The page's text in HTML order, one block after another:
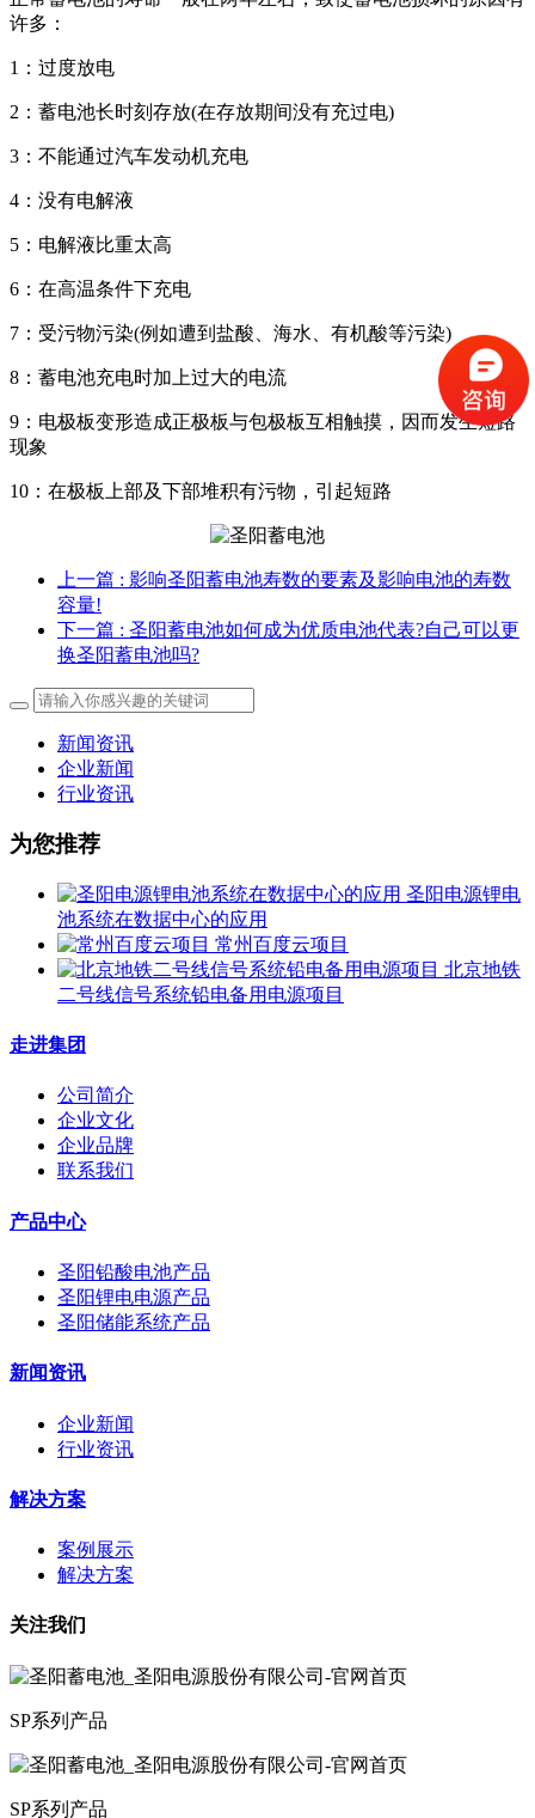
许多：
1：过度放电
2：蓄电池长时刻存放(在存放期间没有充过电)
3：不能通过汽车发动机充电
4：没有电解液
5：电解液比重太高
6：在高温条件下充电
7：受污物污染(例如遭到盐酸、海水、有机酸等污染)
8：蓄电池充电时加上过大的电流
9：电极板变形造成正极板与包极板互相触摸，因而发生短路
现象
10：在极板上部及下部堆积有污物，引起短路
上一篇 : 影响圣阳蓄电池寿数的要素及影响电池的寿数
容量!
下一篇 : 圣阳蓄电池如何成为优质电池代表?自己可以更
换圣阳蓄电池吗?
新闻资讯
企业新闻
行业资讯
为您推荐
圣阳电源锂电
池系统在数据中心的应用
常州百度云项目
北京地铁
二号线信号系统铅电备用电源项目
走进集团
公司简介
企业文化
企业品牌
联系我们
产品中心
圣阳铅酸电池产品
圣阳锂电电源产品
圣阳储能系统产品
新闻资讯
企业新闻
行业资讯
解决方案
案例展示
解决方案
关注我们
SP系列产品
SP系列产品